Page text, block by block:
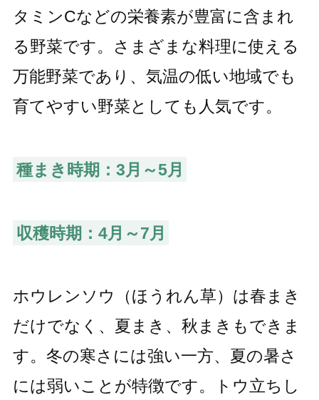
タミンCなどの栄養素が豊富に含まれ
る野菜です。さまざまな料理に使える
万能野菜であり、気温の低い地域でも
育てやすい野菜としても人気です。
種まき時期：3月～5月
収穫時期：4月～7月
ホウレンソウ（ほうれん草）は春まき
だけでなく、夏まき、秋まきもできま
す。冬の寒さには強い一方、夏の暑さ
には弱いことが特徴です。トウ立ちし